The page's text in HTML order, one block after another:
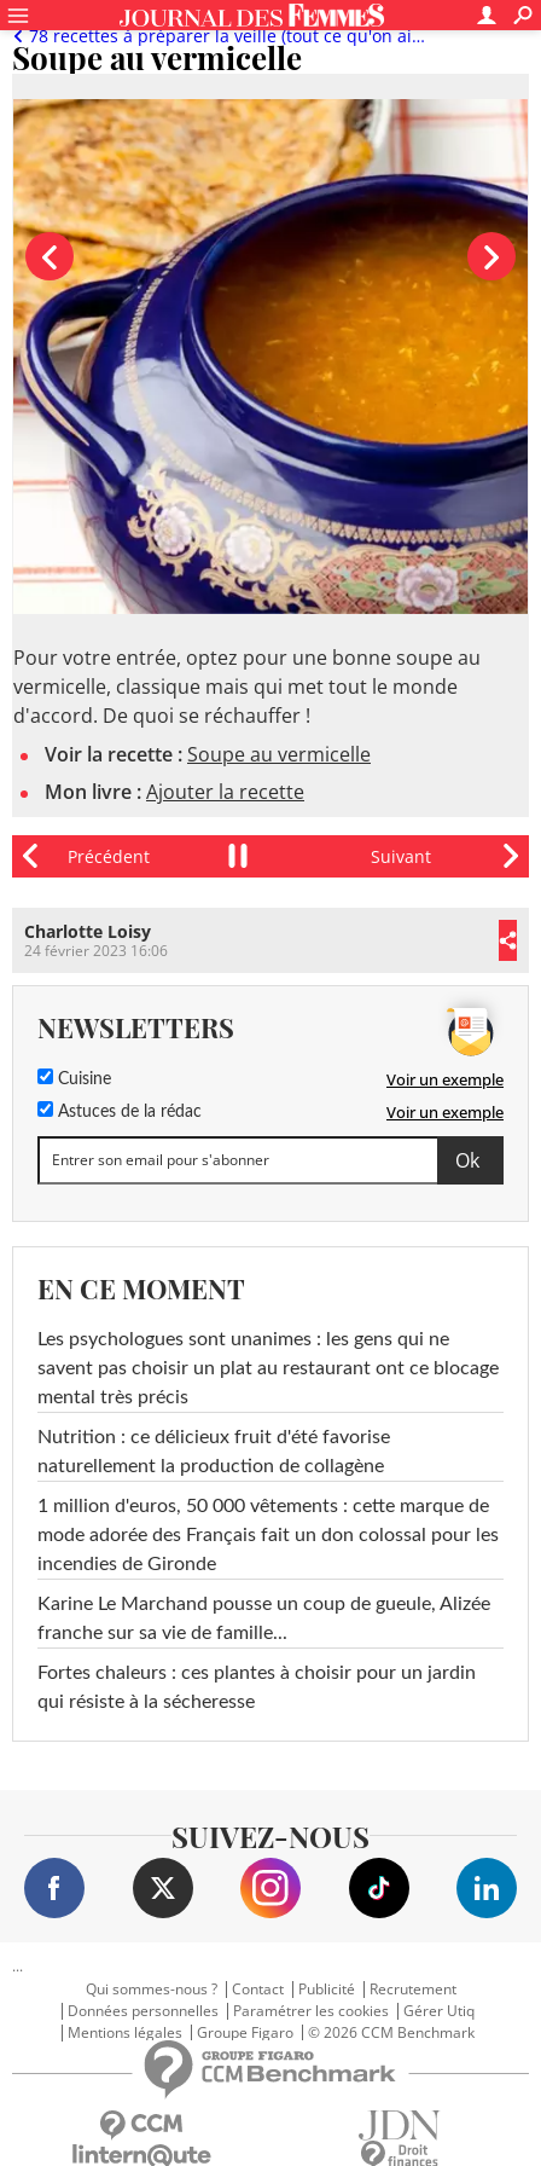
Soupe au vermicelle
78 recettes à préparer la veille (tout ce qu'on aime)
Pour votre entrée, optez pour une bonne soupe au
vermicelle, classique mais qui met tout le monde
d'accord. De quoi se réchauffer !
Voir la recette :Soupe au vermicelle
Mon livre :Ajouter la recette
Charlotte Loisy
24 février 2023 16:06
NEWSLETTERS
Cuisine Voir un exemple
Astuces de la rédac Voir un exemple
EN CE MOMENT
Les psychologues sont unanimes : les gens qui ne
savent pas choisir un plat au restaurant ont ce blocage
mental très précis
Nutrition : ce délicieux fruit d'été favorise
naturellement la production de collagène
1 million d'euros, 50 000 vêtements : cette marque de
mode adorée des Français fait un don colossal pour les
incendies de Gironde
Karine Le Marchand pousse un coup de gueule, Alizée
franche sur sa vie de famille...
Fortes chaleurs : ces plantes à choisir pour un jardin
qui résiste à la sécheresse
SUIVEZ-NOUS
...
Qui sommes-nous ?
Contact Publicité
Recrutement
Données personnelles
Paramétrer les cookies
Gérer Utiq
Mentions légales
Groupe Figaro © 2026 CCM Benchmark